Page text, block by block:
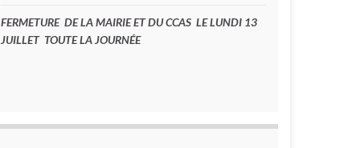
FERMETURE DE LA MAIRIE ET DU CCAS LE LUNDI 13
JUILLET TOUTE LA JOURNÉE